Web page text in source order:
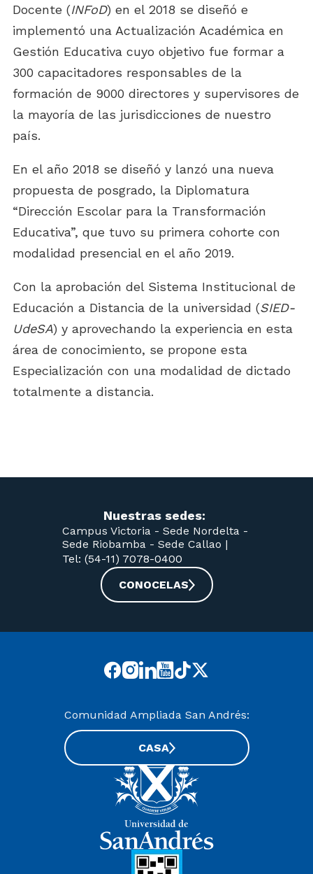
Docente (INFoD) en el 2018 se diseñó e
implementó una Actualización Académica en
Gestión Educativa cuyo objetivo fue formar a
300 capacitadores responsables de la
formación de 9000 directores y supervisores de
la mayoría de las jurisdicciones de nuestro
país.
En el año 2018 se diseñó y lanzó una nueva
propuesta de posgrado, la Diplomatura
“Dirección Escolar para la Transformación
Educativa”, que tuvo su primera cohorte con
modalidad presencial en el año 2019.
Con la aprobación del Sistema Institucional de
Educación a Distancia de la universidad (SIED-
UdeSA) y aprovechando la experiencia en esta
área de conocimiento, se propone esta
Especialización con una modalidad de dictado
totalmente a distancia.
Nuestras sedes:
Campus Victoria - Sede Nordelta -
Sede Riobamba - Sede Callao |
Tel: (54-11) 7078-0400
CONOCELAS
Comunidad Ampliada San Andrés:
CASA